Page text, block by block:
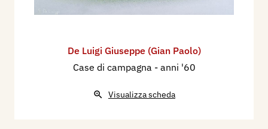
De Luigi Giuseppe (Gian Paolo)
Case di campagna - anni '60
Visualizza scheda